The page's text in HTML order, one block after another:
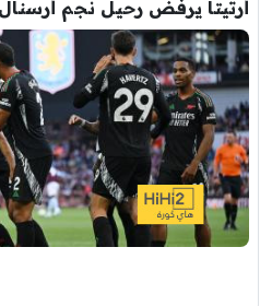
أرتيتا يرفض رحيل نجم أرسنال